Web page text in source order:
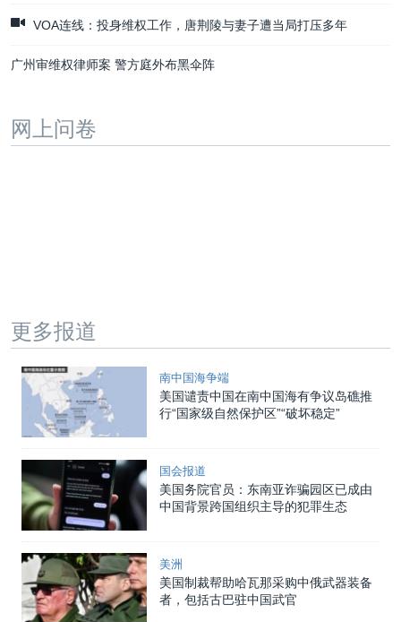
VOA连线：投身维权工作，唐荆陵与妻子遭当局打压多年
广州审维权律师案 警方庭外布黑伞阵
网上问卷
更多报道
南中国海争端
美国谴责中国在南中国海有争议岛礁推
行“国家级自然保护区”“破坏稳定”
国会报道
美国务院官员：东南亚诈骗园区已成由
中国背景跨国组织主导的犯罪生态
美洲
美国制裁帮助哈瓦那采购中俄武器装备
者，包括古巴驻中国武官